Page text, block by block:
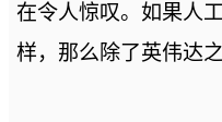
在令人惊叹。如果人
样，那么除了英伟达